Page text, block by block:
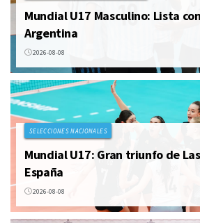
Mundial U17 Masculino: Lista
Argentina
2026-08-08
SELECCIONES NACIONALES
Mundial U17: Gran triunfo de
España
2026-08-08